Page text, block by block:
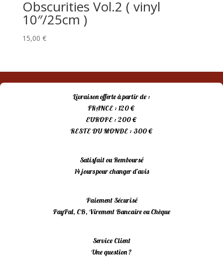
Obscurities Vol.2 ( vinyl
10″/25cm )
15,00 €
Livraison offerte à partir de :
FRANCE : 120 €
EUROPE : 200 €
RESTE DU MONDE : 300 €
Satisfait ou Remboursé
14 jours pour changer d’avis
Paiement Sécurisé
PayPal, CB, Virement Bancaire ou Chèque
Service Client
Une question ?